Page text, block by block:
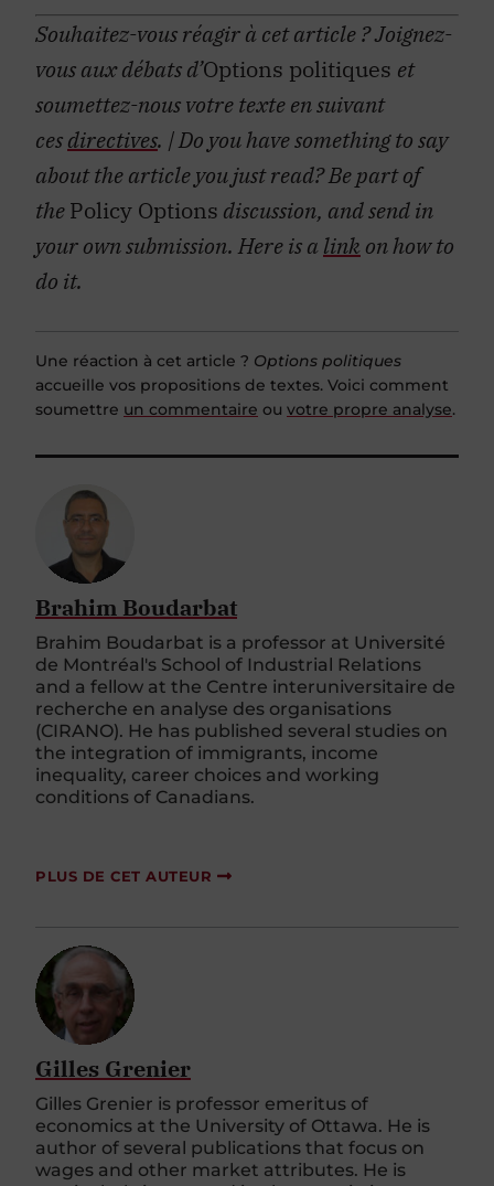
Souhaitez-vous réagir à cet article ?Joignez-
vous aux débats d’Options politiques et
soumettez-nous votre texte en suivant
cesdirectives. | Do you have something to say
about the article you just read? Be part of
thePolicy Options discussion, and send in
your own submission. Here is alink on how to
do it.
Une réaction à cet article ? Options politiques
accueille vos propositions de textes. Voici comment
soumettre un commentaire ou votre propre analyse.
Brahim Boudarbat
Brahim Boudarbat is a professor at Université
de Montréal's School of Industrial Relations
and a fellow at the Centre interuniversitaire de
recherche en analyse des organisations
(CIRANO). He has published several studies on
the integration of immigrants, income
inequality, career choices and working
conditions of Canadians.
PLUS DE CET AUTEUR
Gilles Grenier
Gilles Grenier is professor emeritus of
economics at the University of Ottawa. He is
author of several publications that focus on
wages and other market attributes. He is